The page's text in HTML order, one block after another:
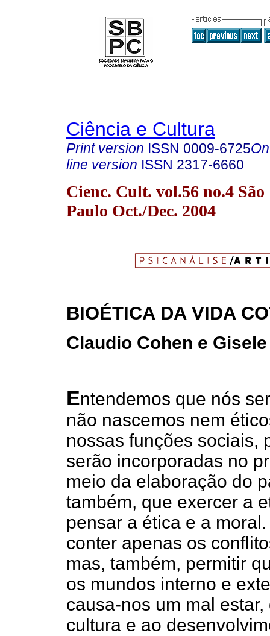
Ciência e Cultura
Print version ISSN 0009-6725
line version ISSN 2317-6660
Cienc. Cult. vol.56 no.4 São
Paulo Oct./Dec. 2004
BIOÉTICA DA VIDA
Claudio Cohen e
Entendemos que nós
não nascemos nem
nossas funções sociais,
serão incorporadas no
meio da elaboração do
também, que exercer a
pensar a ética e a
conter apenas os
mas, também, permitir
os mundos interno e
causa-nos um mal
cultura e ao